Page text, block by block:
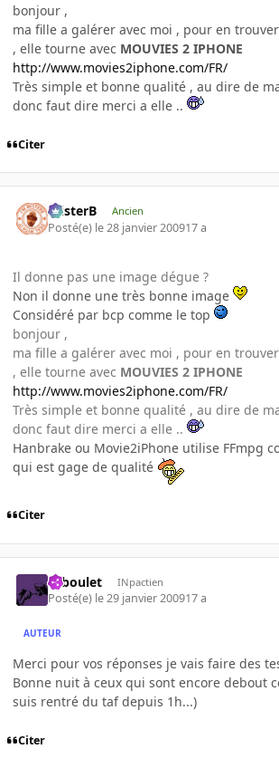
bonjour ,
ma fille a galérer avec moi , pour en
, elle tourne avec MOUVIES 2 IPHONE
http://www.movies2iphone.com/FR/
Très simple et bonne qualité , au dire de
donc faut dire merci a elle ..
Citer
misterB Ancien
Posté(e) le 28 janvier 200917 a
Il donne pas une image dégue ?
Non il donne une très bonne image
Considéré par bcp comme le top
bonjour ,
ma fille a galérer avec moi , pour en
, elle tourne avec MOUVIES 2 IPHONE
http://www.movies2iphone.com/FR/
Très simple et bonne qualité , au dire de
donc faut dire merci a elle ..
Hanbrake ou Movie2iPhone utilise FFmpg
qui est gage de qualité
Citer
Taboulet INpactien
Posté(e) le 29 janvier 200917 a
AUTEUR
Merci pour vos réponses je vais faire des
Bonne nuit à ceux qui sont encore debout
suis rentré du taf depuis 1h...)
Citer